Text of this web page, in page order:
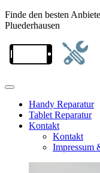
Finde den besten
Pluederhausen
Handy Reparatur
Tablet Reparatur
Kontakt
Kontakt
Impressum